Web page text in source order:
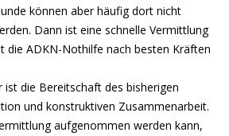
können aber häufig dort nicht
Dann ist eine schnelle Vermittlung
die ADKN-Nothilfe nach besten Kräften
ist die Bereitschaft des bisherigen
und konstruktiven Zusammenarbeit.
aufgenommen werden kann,